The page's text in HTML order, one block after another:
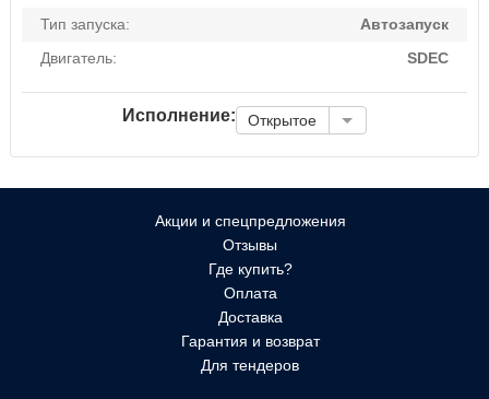
Тип запуска:
Автозапуск
Двигатель:
SDEC
Исполнение: Открытое
Акции и спецпредложения
Отзывы
Где купить?
Оплата
Доставка
Гарантия и возврат
Для тендеров